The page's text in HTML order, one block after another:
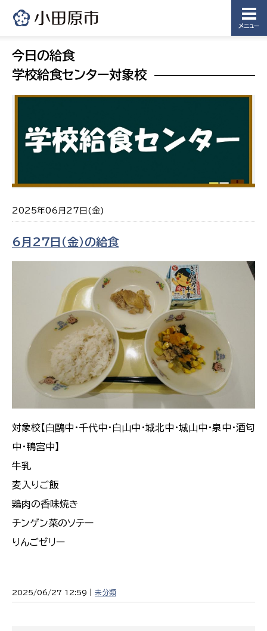
メニュー
今日の給食
学校給食センター対象校
2025年06月27日(金)
6月27日（金）の給食
対象校【白鷗中・千代中・白山中・城北中・城山中・泉中・酒匂
中・鴨宮中】
牛乳
麦入りご飯
鶏肉の香味焼き
チンゲン菜のソテー
りんごゼリー
2025/06/27 12:59 | 未分類